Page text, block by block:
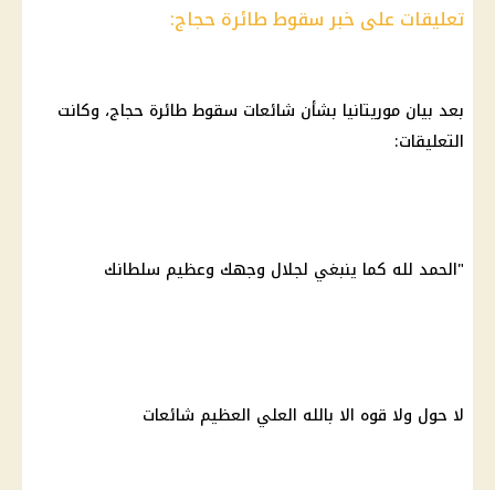
تعليقات على خبر سقوط طائرة حجاج:
بعد بيان موريتانيا بشأن شائعات سقوط طائرة حجاج، وكانت
التعليقات:
"الحمد لله كما ينبغي لجلال وجهك وعظيم سلطانك
لا حول ولا قوه الا بالله العلي العظيم شائعات